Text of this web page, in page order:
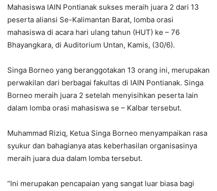
Mahasiswa IAIN Pontianak sukses meraih juara 2 dari 13
peserta aliansi Se-Kalimantan Barat, lomba orasi
mahasiswa di acara hari ulang tahun (HUT) ke – 76
Bhayangkara, di Auditorium Untan, Kamis, (30/6).
Singa Borneo yang beranggotakan 13 orang ini, merupakan
perwakilan dari berbagai fakultas di IAIN Pontianak. Singa
Borneo meraih juara 2 setelah menyisihkan peserta lain
dalam lomba orasi mahasiswa se – Kalbar tersebut.
Muhammad Riziq, Ketua Singa Borneo menyampaikan rasa
syukur dan bahagianya atas keberhasilan organisasinya
meraih juara dua dalam lomba tersebut.
“Ini merupakan pencapaian yang sangat luar biasa bagi